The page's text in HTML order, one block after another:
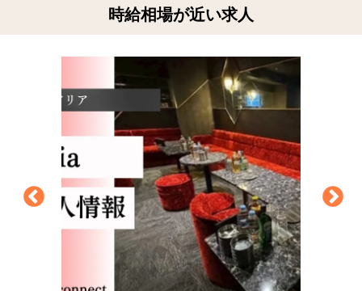
時給相場が近い求人